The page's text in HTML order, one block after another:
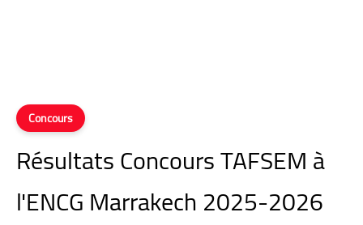
Concours
Résultats Concours TAFSEM à
l'ENCG Marrakech 2025-2026